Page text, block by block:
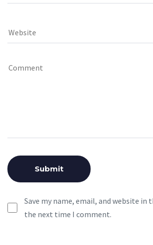
Save my name, email, and website in
the next time I comment.